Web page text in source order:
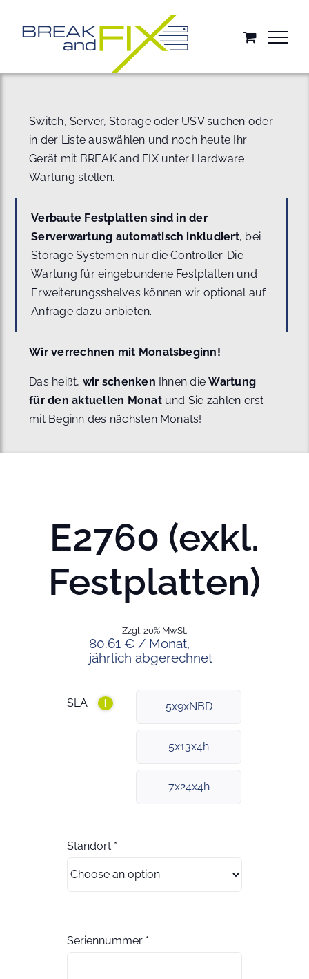
springen
Switch, Server, Storage oder USV suchen oder
in der Liste auswählen und noch heute Ihr
Gerät mit BREAK and FIX unter Hardware
Wartung stellen.
Verbaute Festplatten sind in der
Serverwartung automatisch inkludiert, bei
Storage Systemen nur die Controller. Die
Wartung für eingebundene Festplatten und
Erweiterungsshelves können wir optional auf
Anfrage dazu anbieten.
Wir verrechnen mit Monatsbeginn!
Das heißt, wir schenken Ihnen dieWartung
für den aktuellen Monat und Sie zahlen erst
mit Beginn des nächsten Monats!
E2760 (exkl.
Festplatten)
80.61 € / Monat,
jährlich abgerechnet
Zzgl. 20% MwSt.
SLA i 5x9xNBD
5x13x4h
7x24x4h
Standort *
Seriennummer *